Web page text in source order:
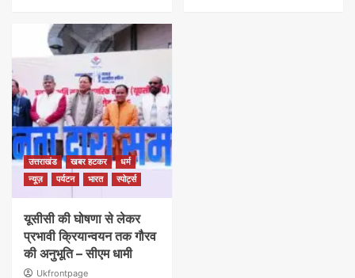
उत्तराखंड खबर हटकर
धर्म
न्यूज़
पर्यटन भारत स्पोर्ट्स
यूसीसी की घोषणा से लेकर
प्रभावी क्रियान्वयन तक गौरव
की अनुभूति – सीएम धामी
Ukfrontpage